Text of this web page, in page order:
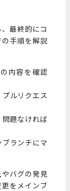
最終的にコ
手順を解説
内容を確認
ルリクエス
題なければ
ランチにマ
バグの発見
をメインブ